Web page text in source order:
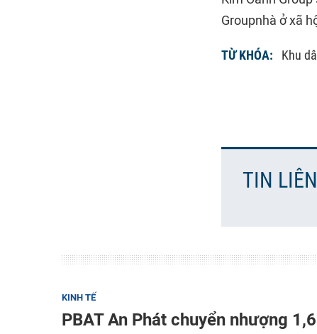
Groupnhà ở xã
TỪ KHÓA: Khu
TIN
KINH TẾ
PBAT An Phát chuyển nhượng